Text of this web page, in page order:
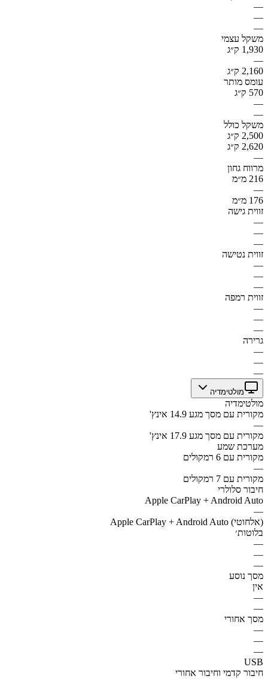
—
—
—
משקל עצמי
1,930 ק״ג
—
2,160 ק״ג
עומס מותר
570 ק״ג
—
—
משקל כולל
2,500 ק״ג
2,620 ק״ג
—
מרווח גחון
216 מ״מ
—
176 מ״מ
זווית גישה
—
—
—
זווית נטישה
—
—
—
זווית רמפה
—
—
—
גרירה
—
—
—
מולטימדיה
מולטימדיה
מקורית עם מסך מגע 14.9 אינץ'
—
מקורית עם מסך מגע 17.9 אינץ'
מערכת שמע
מקורית עם 6 רמקולים
—
מקורית עם 7 רמקולים
חיבור סלולרי
Apple CarPlay + Android Auto
—
Apple CarPlay + Android Auto (אלחוטי)
בלוטות׳
—
—
—
מסך נוסע
אין
—
—
מסך אחורי
—
—
—
USB
חיבור קדמי וחיבור אחורי